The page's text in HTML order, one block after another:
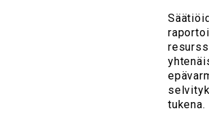
tukena.